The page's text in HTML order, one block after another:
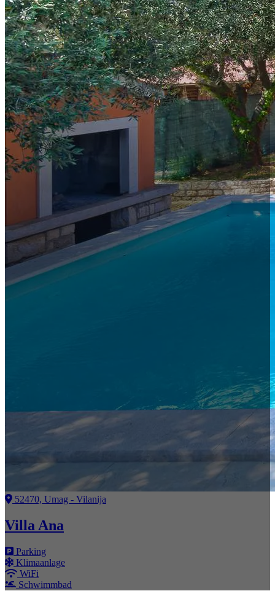
52470, Umag - Vilanija
Villa Ana
Parking
Klimaanlage
WiFi
Schwimmbad